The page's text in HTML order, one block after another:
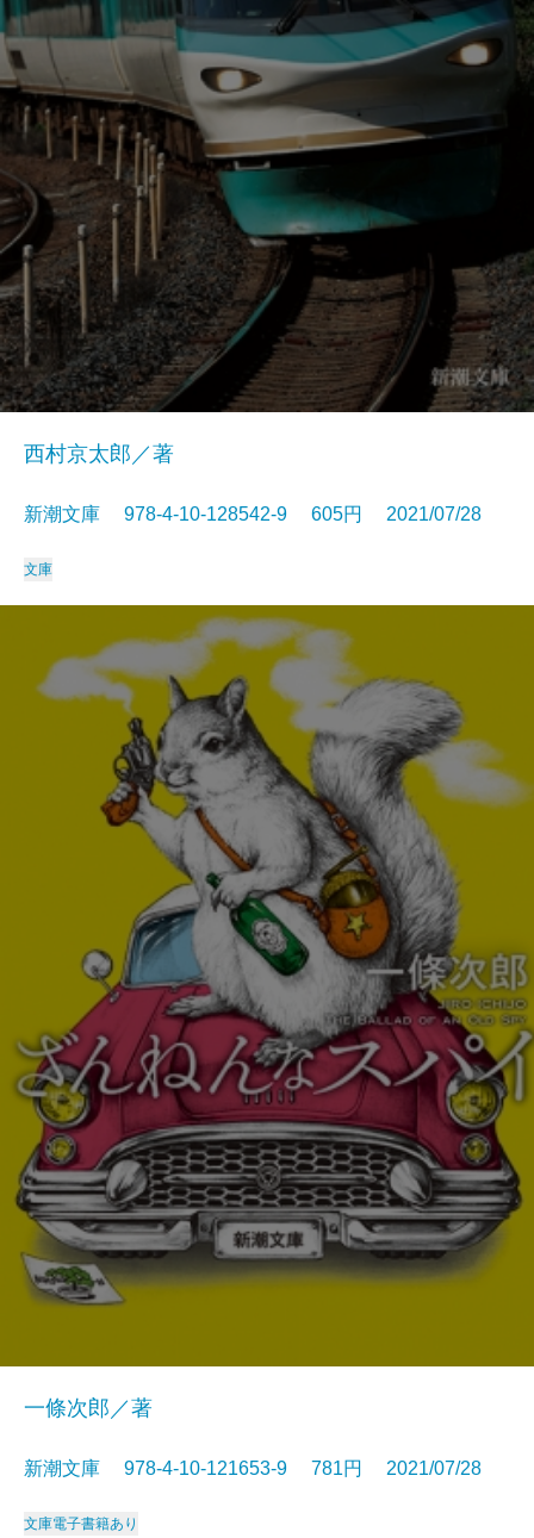
西村京太郎／著
新潮文庫 978-4-10-128542-9 605円 2021/07/28
文庫
一條次郎／著
新潮文庫 978-4-10-121653-9 781円 2021/07/28
文庫電子書籍あり